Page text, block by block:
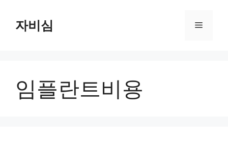
자비심 메
임플란트비용